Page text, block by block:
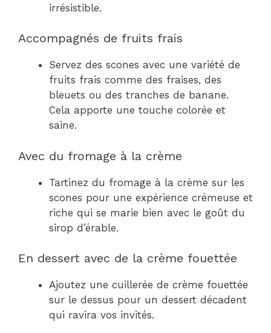
irrésistible.
Accompagnés de fruits frais
Servez des scones avec une variété de
fruits frais comme des fraises, des
bleuets ou des tranches de banane.
Cela apporte une touche colorée et
saine.
Avec du fromage à la crème
Tartinez du fromage à la crème sur les
scones pour une expérience crémeuse et
riche qui se marie bien avec le goût du
sirop d’érable.
En dessert avec de la crème fouettée
Ajoutez une cuillerée de crème fouettée
sur le dessus pour un dessert décadent
qui ravira vos invités.